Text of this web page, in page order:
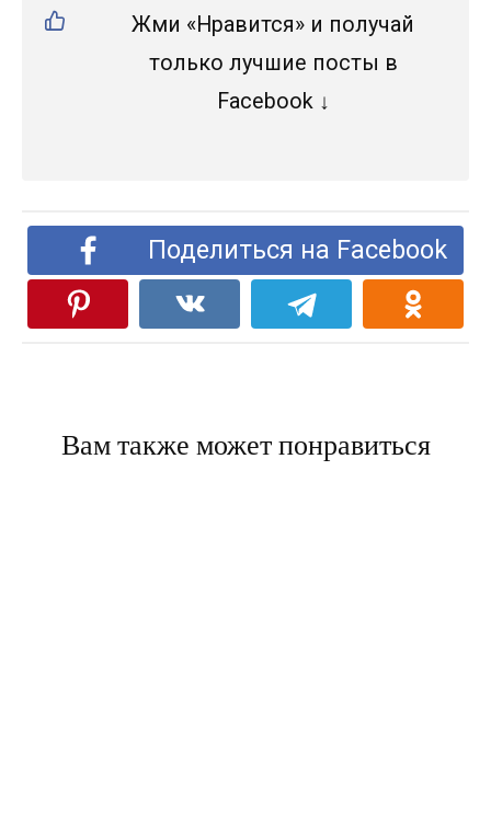
Жми «Нравится» и получай
только лучшие посты в
Facebook ↓
Поделиться на Facebook
Вам также может понравиться